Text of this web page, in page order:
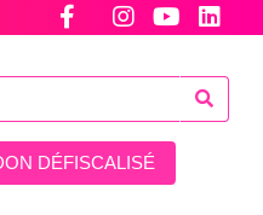
DÉFISCALISÉ